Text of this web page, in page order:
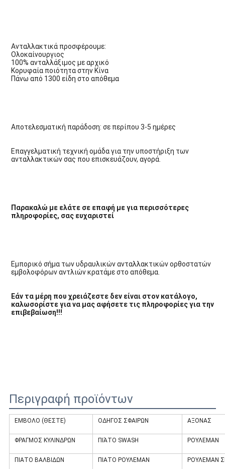
Ανταλλακτικά προσφέρουμε:
Ολοκαίνουργιος
100% ανταλλάξιμος με αρχικό
Κορυφαία ποιότητα στην Κίνα
Πάνω από 1300 είδη στο απόθεμα
Αποτελεσματική παράδοση: σε περίπου 3-5 ημέρες
Επαγγελματική τεχνική ομάδα για την υποστήριξη των
ανταλλακτικών σας που επισκευάζουν, αγορά.
Παρακαλώ με ελάτε σε επαφή με για περισσότερες
πληροφορίες, σας ευχαριστεί
Εμπορικό σήμα των υδραυλικών ανταλλακτικών ορθοστατών
εμβολοφόρων αντλιών κρατάμε στο απόθεμα.
Εάν τα μέρη που χρειάζεστε δεν είναι στον κατάλογο,
καλωσορίστε για να μας αφήσετε τις πληροφορίες για την
επιβεβαίωση!!!
Περιγραφή προϊόντων
ΕΜΒΟΛΟ (ΘΕΣΤΕ) ΟΔΗΓΟΣ ΣΦΑΙΡΩΝ ΑΞΟΝΑΣ
ΦΡΑΓΜΟΣ ΚΥΛΙΝΔΡΩΝ ΠΙΆΤΟ SWASH ΡΟΥΛΕΜΑΝ
ΠΙΑΤΟ ΒΑΛΒΙΔΩΝ ΠΙΑΤΟ ΡΟΥΛΕΜΑΝ ΡΟΥΛΕΜΑΝ